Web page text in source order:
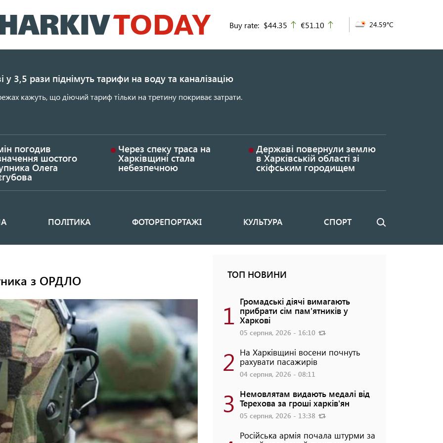
до
основного
Buy rate: $44.35 up
€51.10 24.59°C
у 3,5 рази піднімуть тарифи на воду та каналізацію
кажуть, що діючий тариф тільки на третину покриває затрати.
погодив
шостого
Олега
Через спеку траса на
Харківщині стала
небезпечною
Державі повернули землю
в Харківській області зі
скіфським городищем
ПОЛІТИКА ФОТОРЕПОРТАЖІ КУЛЬТУРА СПОРТ Пошук
з ОРДЛО ТОП НОВИНИ
1 Громадські діячі вимагають
прибрати сім пам'ятників у
Харкові
05 серпня, 2026 - 16:10
2 На Харківщині восени почнуть
рахувати пасажирів
04 серпня, 2026 - 08:11
3 Немовлятам видають медалі від
Терехова за гроші харків'ян
05 серпня, 2026 - 13:38
Російська армія почала штурми за